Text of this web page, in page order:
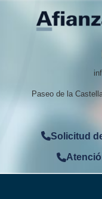
Paseo de la
Solicitud